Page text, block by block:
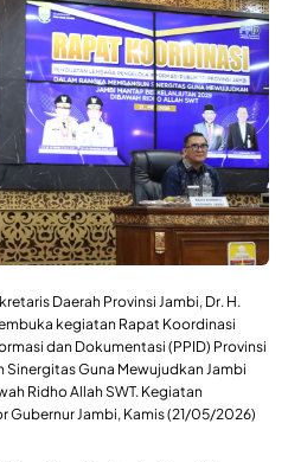
Daerah Provinsi Jambi, Dr. H.
kegiatan Rapat Koordinasi
dan Dokumentasi (PPID) Provinsi
Sinergitas Guna Mewujudkan Jambi
Ridho Allah SWT. Kegiatan
Gubernur Jambi, Kamis (21/05/2026)